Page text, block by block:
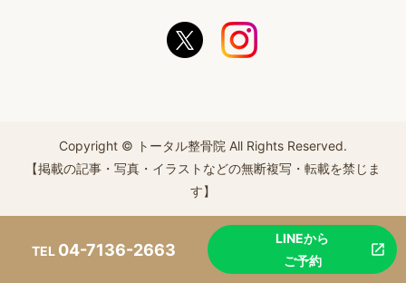
Copyright © トータル整骨院 All Rights Reserved.
【掲載の記事・写真・イラストなどの無断複写・転載を禁じま
す】
TEL 04-7136-2663
LINEから
ご予約